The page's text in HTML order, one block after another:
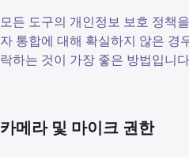
모든 도구의 개인정보 보호 정책
자 통합에 대해 확실하지 않은 경
락하는 것이 가장 좋은 방법입니
카메라 및 마이크 권한